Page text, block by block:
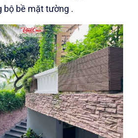
bộ bề mặt tường .